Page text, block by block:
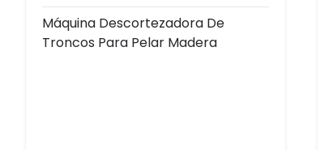
Máquina Descortezadora De
Troncos Para Pelar Madera